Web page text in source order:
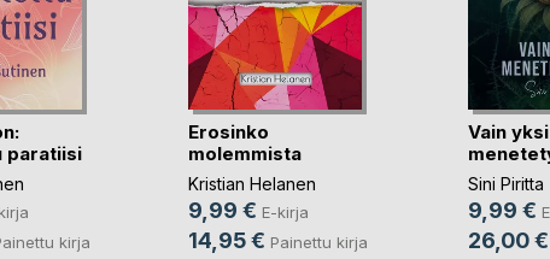
paratiisi
kirja
Erosinko
molemmista
Kristian Helanen
9,99 € E-kirja
14,95 € Painettu kirja
Vain yksi
Sini Piritta
9,99 €
26,00 €